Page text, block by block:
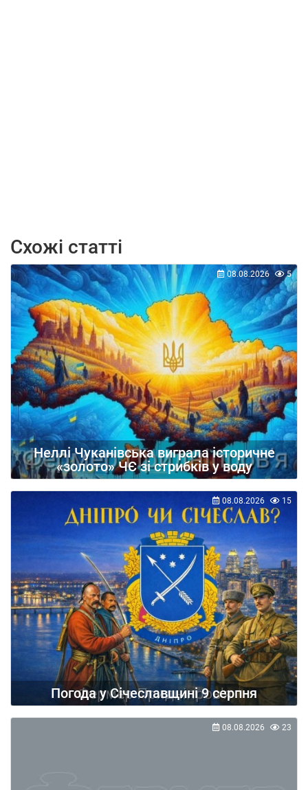
Схожі статті
Неллі Чуканівська виграла історичне
«золото» ЧЄ зі стрибків у воду
08.08.2026 5
Погода у Січеславщині 9 серпня
08.08.2026 15
08.08.2026 23